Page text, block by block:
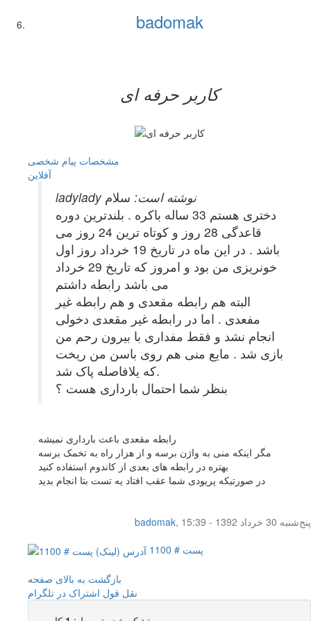
badomak
کاربر حرفه ای
مشخصات پیام شخصی
آفلاين
ladylady نوشته است: سلام
دختری هستم 33 ساله باکره . بلندترین دوره
قاعدگی 28 روز و کوتاه ترین 24 روز می
باشد . در این ماه در تاریخ 19 خرداد روز اول
خونریزی من بود و امروز که تاریخ 29 خرداد
می باشد رابطه داشتم
البته هم رابطه مقعدی و هم رابطه غیر
مفعدی . اما در رابطه غیر مقعدی دخولی
انجام نشد و فقط مفداری با بیرون رحم من
بازی شد . مایع منی هم روی باسن من ریخت
که یلافاصله پاک شد.
بنظر شما احتمال بارداری هست ؟
رابطه مقعدی باعث بارداری نمیشه
مگر اینکه منی به واژن برسه و از هزار راه به تخمک برسه
بهتره در رابطه های بعدی از کاندوم استفاده کنید
در صورتیکه پریودی شما عقب افتاد یه تست بتا انجام بدید
badomak,
پنج‌شنبه 30 خرداد 1392 - 15:39
پست # 1100
بازگشت به بالای صفحه
نقل قول اشتراک در تلگرام